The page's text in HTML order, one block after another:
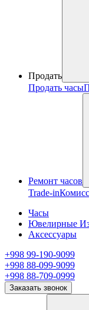
Продать
Продать часы
Ремонт часов
Trade-in
Часы
Ювелирные
Аксессуары
+998 99-190-9099
+998 88-099-9099
+998 88-709-0999
Заказать звонок